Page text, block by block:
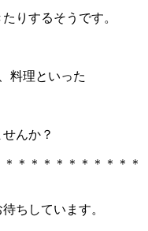
りするそうです。
料理といった
んか？
＊＊＊＊＊＊＊＊＊＊
ちしています。